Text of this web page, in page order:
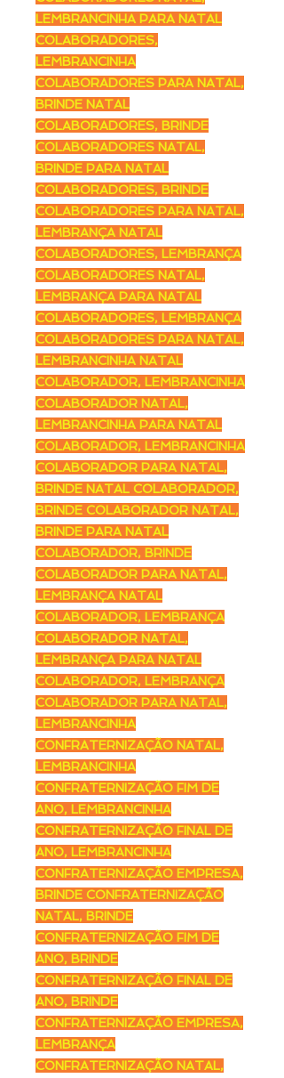
LEMBRANCINHA PARA NATAL
COLABORADORES,
LEMBRANCINHA
COLABORADORES PARA NATAL,
BRINDE NATAL
COLABORADORES, BRINDE
COLABORADORES NATAL,
BRINDE PARA NATAL
COLABORADORES, BRINDE
COLABORADORES PARA NATAL,
LEMBRANÇA NATAL
COLABORADORES, LEMBRANÇA
COLABORADORES NATAL,
LEMBRANÇA PARA NATAL
COLABORADORES, LEMBRANÇA
COLABORADORES PARA NATAL,
LEMBRANCINHA NATAL
COLABORADOR, LEMBRANCINHA
COLABORADOR NATAL,
LEMBRANCINHA PARA NATAL
COLABORADOR, LEMBRANCINHA
COLABORADOR PARA NATAL,
BRINDE NATAL COLABORADOR,
BRINDE COLABORADOR NATAL,
BRINDE PARA NATAL
COLABORADOR, BRINDE
COLABORADOR PARA NATAL,
LEMBRANÇA NATAL
COLABORADOR, LEMBRANÇA
COLABORADOR NATAL,
LEMBRANÇA PARA NATAL
COLABORADOR, LEMBRANÇA
COLABORADOR PARA NATAL,
LEMBRANCINHA
CONFRATERNIZAÇÃO NATAL,
LEMBRANCINHA
CONFRATERNIZAÇÃO FIM DE
ANO, LEMBRANCINHA
CONFRATERNIZAÇÃO FINAL DE
ANO, LEMBRANCINHA
CONFRATERNIZAÇÃO EMPRESA,
BRINDE CONFRATERNIZAÇÃO
NATAL, BRINDE
CONFRATERNIZAÇÃO FIM DE
ANO, BRINDE
CONFRATERNIZAÇÃO FINAL DE
ANO, BRINDE
CONFRATERNIZAÇÃO EMPRESA,
LEMBRANÇA
CONFRATERNIZAÇÃO NATAL,